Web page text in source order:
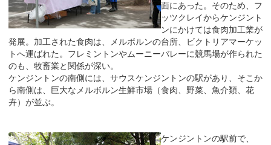
面にあった。そのため、フ
ッツクレイからケンジント
ンにかけては食肉加工業が
発展。加工された食肉は、メルボルンの台所、ビクトリアマーケッ
トへ運ばれた。フレミントンやムーニーバレーに競馬場が作られた
のも、牧畜業と関係が深い。
ケンジントンの南側には、サウスケンジントンの駅があり、そこか
ら南側は、巨大なメルボルン生鮮市場（食肉、野菜、魚介類、花
卉）が並ぶ。
ケンジントンの駅前で、